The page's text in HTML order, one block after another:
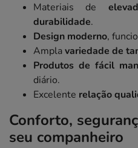
Materiais de
durabilidade.
Design moderno,
Amplavariedade de
Produtos de fácil
diário.
Excelente relação
Conforto,
seu companheiro